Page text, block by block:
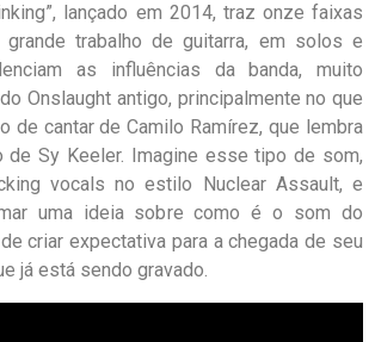
lançado em 2014, traz onze faixas
grande trabalho de guitarra, em solos e
as influências da banda, muito
Onslaught antigo, principalmente no que
de cantar de Camilo Ramírez, que lembra
de Sy Keeler. Imagine esse tipo de som,
vocals no estilo Nuclear Assault, e
uma ideia sobre como é o som do
criar expectativa para a chegada de seu
já está sendo gravado.